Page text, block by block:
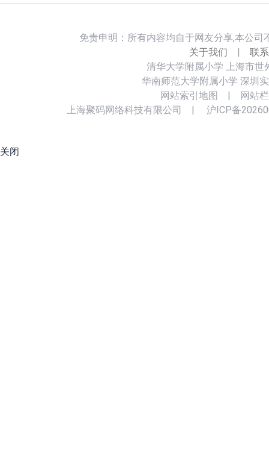
免责申明：所有内容均自于网友分享,本公
关于我们
联
清华大学附属小学 上海市世
华南师范大学附属小学 深圳
网站索引地图
网站
上海聚码网络科技有限公司
沪ICP备
关闭